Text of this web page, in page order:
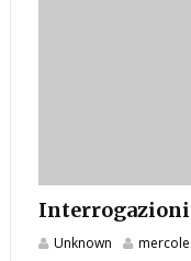
Interrogazioni
Unknown